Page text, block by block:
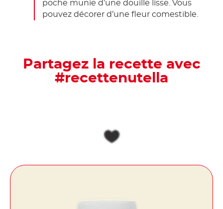
poche munie d’une douille lisse. Vous
pouvez décorer d’une fleur comestible.
Partagez la recette avec
#recettenutella